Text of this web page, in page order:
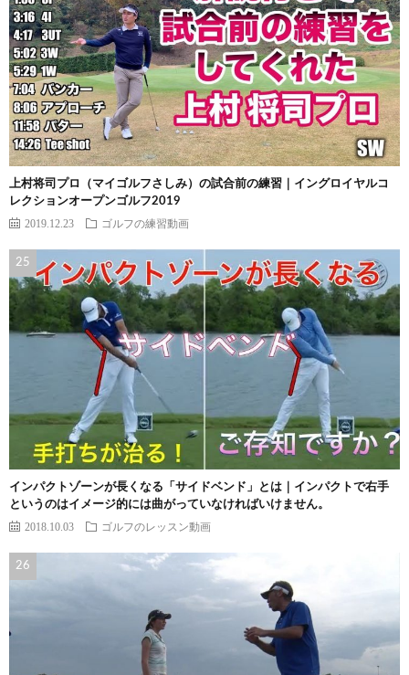
上村将司プロ（マイゴルフさしみ）の試合前の練習｜イングロイヤルコ
レクションオープンゴルフ2019
2019.12.23 ゴルフの練習動画
インパクトゾーンが長くなる「サイドベンド」とは｜インパクトで右手
というのはイメージ的には曲がっていなければいけません。
2018.10.03 ゴルフのレッスン動画